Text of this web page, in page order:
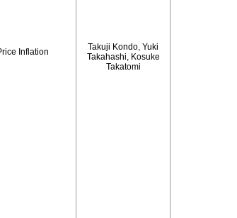
Inflation
Takuji Kondo, Yuki
Takahashi, Kosuke
Takatomi